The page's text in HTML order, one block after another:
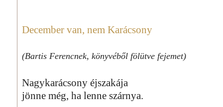
December van, nem Karácsony
(Bartis Ferencnek, könyvéből fölütve fejemet)
Nagykarácsony éjszakája
jönne még, ha lenne szárnya.